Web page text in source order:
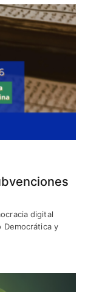
digital
Democrática y